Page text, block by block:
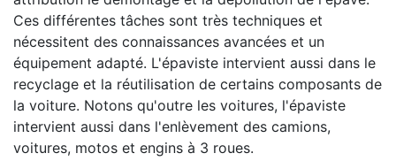
Ces différentes tâches sont très techniques et
nécessitent des connaissances avancées et un
équipement adapté. L'épaviste intervient aussi dans le
recyclage et la réutilisation de certains composants de
la voiture. Notons qu'outre les voitures, l'épaviste
intervient aussi dans l'enlèvement des camions,
voitures, motos et engins à 3 roues.